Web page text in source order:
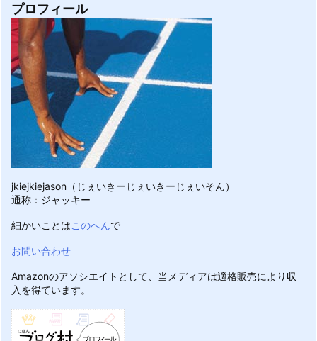
プロフィール
jkiejkiejason（じぇいきーじぇいきーじぇいそん）
通称：ジャッキー
細かいことはこのへんで
お問い合わせ
Amazonのアソシエイトとして、当メディアは適格販売により収
入を得ています。